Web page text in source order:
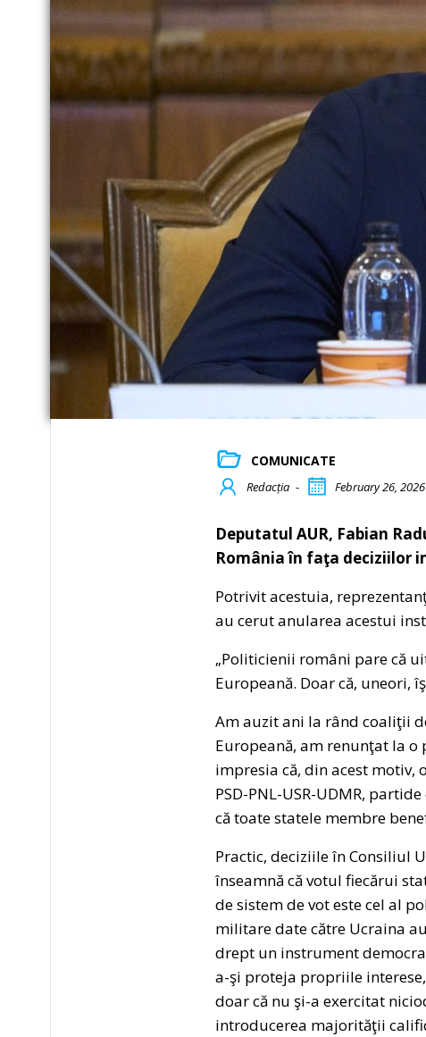
COMUNICATE
Redacția - February 26, 2026
Deputatul AUR, Fabian
România în faţa deciziilor
Potrivit acestuia,
au cerut anularea acestui
„Politicienii români pare că
Europeană. Doar că, uneori,
Am auzit ani la rând coaliţii
Europeană, am renunţat la
impresia că, din acest motiv,
PSD-PNL-USR-UDMR,
că toate statele membre
Practic, deciziile în Consiliul
înseamnă că votul fiecărui
de sistem de vot este cel al
militare date către Ucraina
drept un instrument
a-şi proteja propriile
doar că nu şi-a exercitat
introducerea majorităţii